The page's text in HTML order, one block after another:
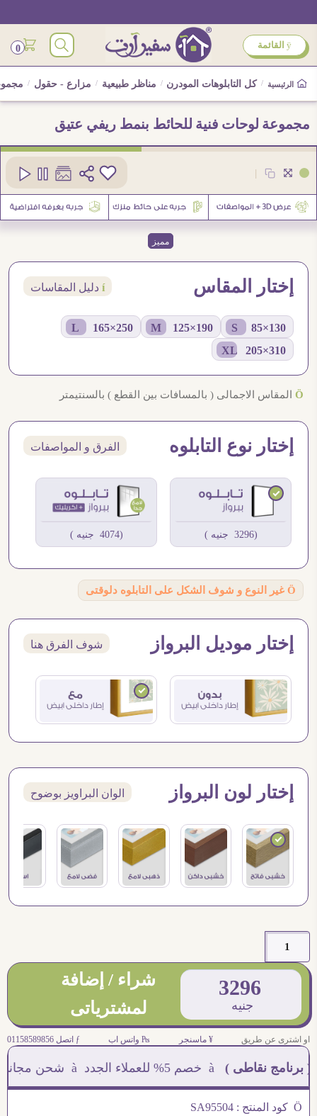
ÿ القائمة 0
الرئيسية / كل التابلوهات المودرن / مناظر طبيعية / مزارع - حقول /
مجموعة لوحات فنية للحائط بنمط ريفي عتيق
|
مميز
إختار المقاس í دليل المقاسات
130×85 S
190×125 M
250×165 L
310×205 XL
Ö المقاس الاجمالى ( بالمسافات بين القطع ) بالسنتيمتر
إختار نوع التابلوه الفرق و المواصفات
(3296 جنيه ) (4074 جنيه )
Ö غير النوع و شوف الشكل على التابلوه دلوقتى
إختار موديل البرواز شوف الفرق هنا
إختار لون البرواز الوان البراويز بوضوح
3296
جنيه
شراء / إضافة
لمشترياتى
او اشترى عن طريق ¥ ماسنجر ₧ واتس اب ƒ اتصل 01158589856
نقاطى )à خصم 5% للعملاء الجدد à شحن مجانى عند الشراء ب 4000 جنيه à
Ö كود المنتج : SA95504